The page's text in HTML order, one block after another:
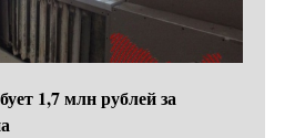
1,7 млн рублей за